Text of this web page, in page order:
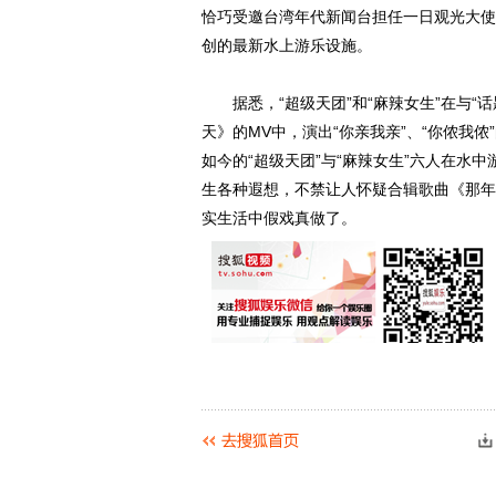
恰巧受邀台湾年代新闻台担任一日观光大
创的最新水上游乐设施。
据悉，“超级天团”和“麻辣女生”在与“话
天》的MV中，演出“你亲我亲”、“你侬我
如今的“超级天团”与“麻辣女生”六人在水
生各种遐想，不禁让人怀疑合辑歌曲《那
实生活中假戏真做了。